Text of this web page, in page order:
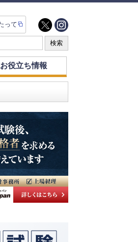
って
お役立ち情報